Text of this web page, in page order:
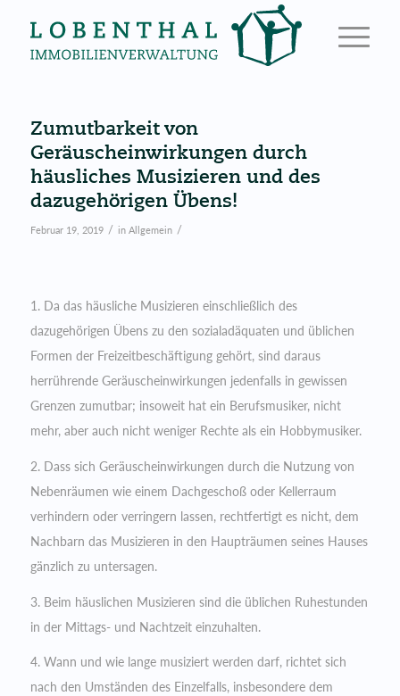
Zumutbarkeit von
Geräuscheinwirkungen durch
häusliches Musizieren und des
dazugehörigen Übens!
Februar 19, 2019 / in Allgemein /
1. Da das häusliche Musizieren einschließlich des
dazugehörigen Übens zu den sozialadäquaten und üblichen
Formen der Freizeitbeschäftigung gehört, sind daraus
herrührende Geräuscheinwirkungen jedenfalls in gewissen
Grenzen zumutbar; insoweit hat ein Berufsmusiker, nicht
mehr, aber auch nicht weniger Rechte als ein Hobbymusiker.
2. Dass sich Geräuscheinwirkungen durch die Nutzung von
Nebenräumen wie einem Dachgeschoß oder Kellerraum
verhindern oder verringern lassen, rechtfertigt es nicht, dem
Nachbarn das Musizieren in den Haupträumen seines Hauses
gänzlich zu untersagen.
3. Beim häuslichen Musizieren sind die üblichen Ruhestunden
in der Mittags- und Nachtzeit einzuhalten.
4. Wann und wie lange musiziert werden darf, richtet sich
nach den Umständen des Einzelfalls, insbesondere dem